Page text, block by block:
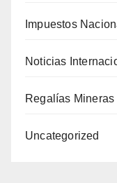
Impuestos
Noticias
Regalías Mineras
Uncategorized